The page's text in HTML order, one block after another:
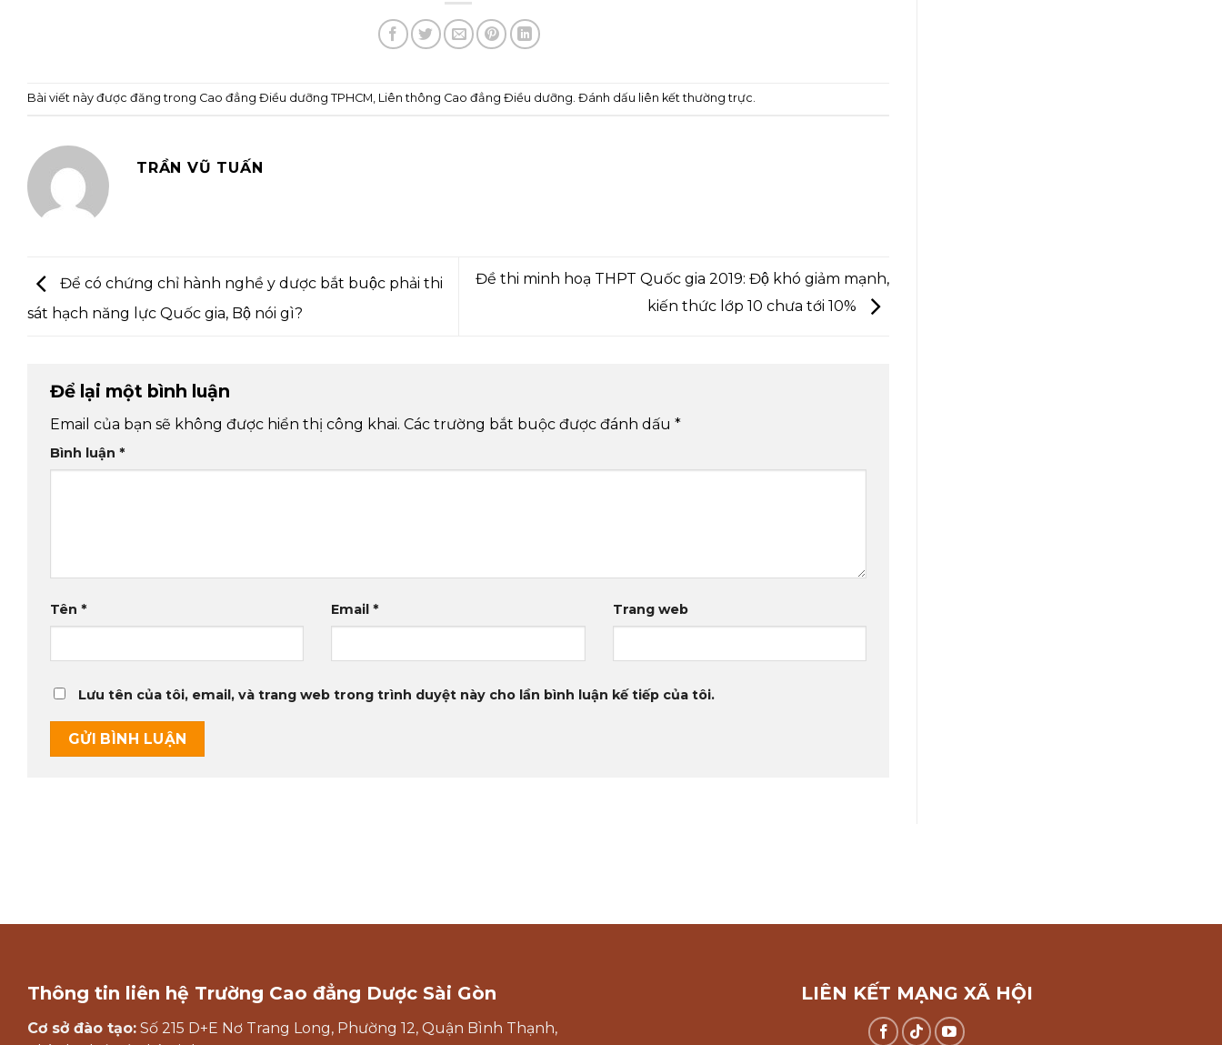
Bài viết này được đăng trong Cao đẳng Điều dưỡng TPHCM, Liên thông Cao đẳng Điều dưỡng. Đánh dấu liên kết thường trực.
TRẦN VŨ TUẤN
Để có chứng chỉ hành nghề y dược bắt buộc phải thi
sát hạch năng lực Quốc gia, Bộ nói gì?
Đề thi minh hoạ THPT Quốc gia 2019: Độ khó giảm mạnh,
kiến thức lớp 10 chưa tới 10%
Để lại một bình luận
Email của bạn sẽ không được hiển thị công khai. Các trường bắt buộc được đánh dấu *
Bình luận *
Tên * Email* Trang web
Lưu tên của tôi, email, và trang web trong trình duyệt này cho lần bình luận kế tiếp của tôi.
Thông tin liên hệ Trường Cao đẳng Dược Sài Gòn
Cơ sở đào tạo: Số 215 D+E Nơ Trang Long, Phường 12, Quận Bình Thạnh,
LIÊN KẾT MẠNG XÃ HỘI